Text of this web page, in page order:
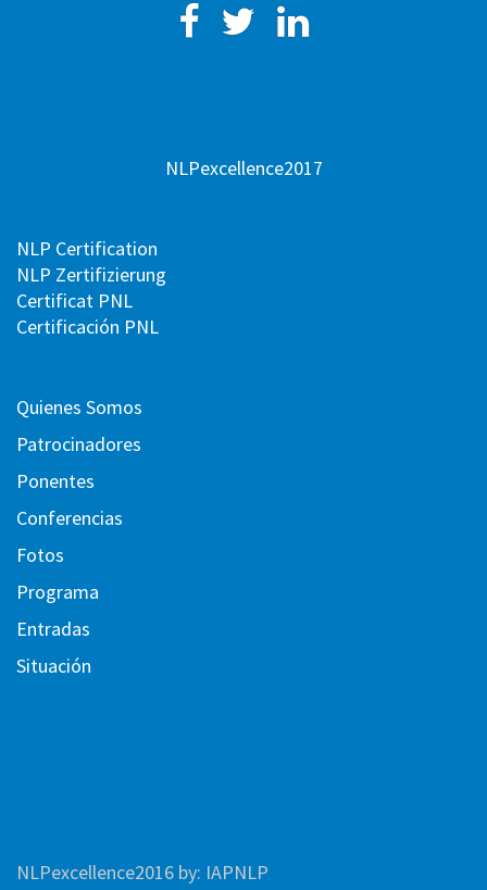
FacebookTwitter
NLPexcellence2017
NLP Certification
NLP Zertifizierung
Certificat PNL
Certificación PNL
Quienes Somos
Patrocinadores
Ponentes
Conferencias
Fotos
Programa
Entradas
Situación
NLPexcellence2016 by: IAPNLP